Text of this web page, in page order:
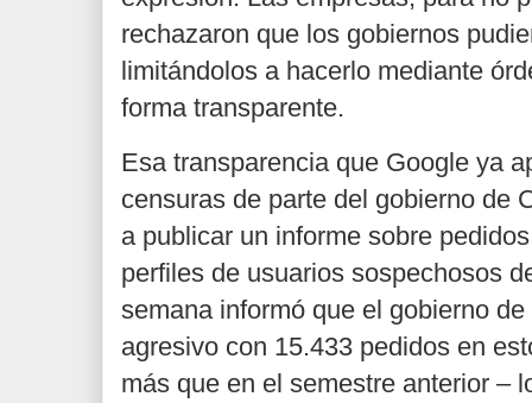
rechazaron que los gobiernos
limitándolos a hacerlo mediante
forma transparente.
Esa transparencia que Google ya
censuras de parte del gobierno de
a publicar un informe sobre
perfiles de usuarios sospechosos
semana informó que el gobierno
agresivo con 15.433 pedidos en
más que en el semestre anterior –